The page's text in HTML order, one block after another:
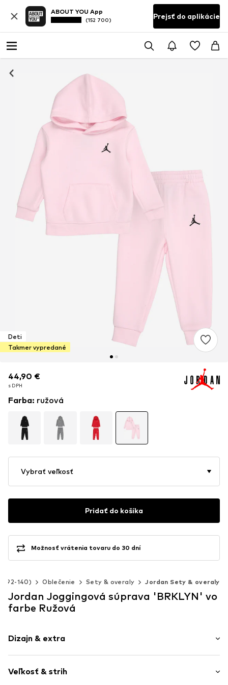
ABOUT YOU App
(152 700) Prejsť do aplikácie
Deti
Takmer vypredané
44,90 €
s DPH
44,90 €
s DPH
Farba: ružová
Vybrať veľkosť
Pridať do košíka
Možnosť vrátenia tovaru do 30 dní
92-140) Oblečenie Sety & overaly Jordan Sety & overaly
Jordan Joggingová súprava 'BRKLYN' vo
farbe Ružová
Dizajn & extra
Teplákovina
Veľkosť & strih